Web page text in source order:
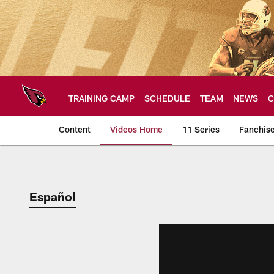
Skip
to
main
content
TRAINING CAMP SCHEDULE TEAM NEWS
Content Videos Home 11 Series
Arizona Cardinals
Español